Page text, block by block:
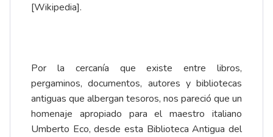
[Wikipedia].
Por la cercanía que existe entre libros,
pergaminos, documentos, autores y bibliotecas
antiguas que albergan tesoros, nos pareció que un
homenaje apropiado para el maestro italiano
Umberto Eco, desde esta Biblioteca Antigua del